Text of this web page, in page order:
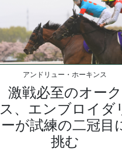
アンドリュー・ホーキンス
激戦必至のオーク
ス、エンブロイダ
ーが試練の二冠目
挑む